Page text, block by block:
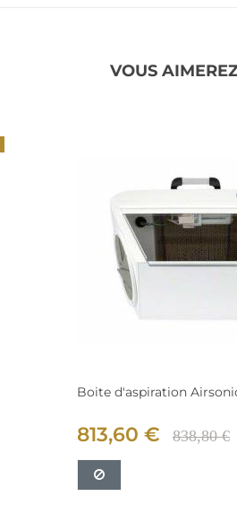
VOUS
Boite d'aspiration
813,60 € 838,80 €